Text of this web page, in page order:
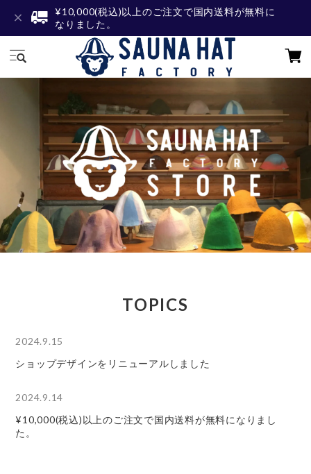
¥10,000(税込)以上のご注文で国内送料が無料に
なりました。
TOPICS
2024.9.15
ショップデザインをリニューアルしました
2024.9.14
¥10,000(税込)以上のご注文で国内送料が無料になりまし
た。